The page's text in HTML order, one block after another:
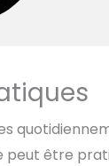
être